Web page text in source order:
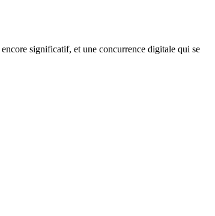
significatif, et une concurrence digitale qui se